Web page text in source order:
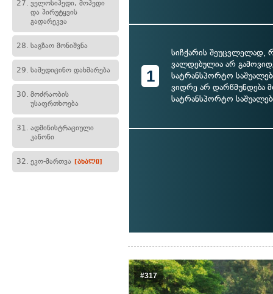
27. ველოსიპედი, მოპედი
და პირუტყვის
გადარეკვა
28. საგზაო მონიშვნა
29. სამედიცინო დახმარება
30. მოძრაობის
უსაფრთხოება
31. ადმინისტრაციული
კანონი
32. ეკო-მართვა [ახალი]
1
სიჩქარის შეუცვლელად,
ვალდებულია არ
სატრანსპორტო
ვიდრე არ დარწმუნდება
სატრანსპორტო
#317